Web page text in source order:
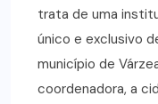
trata de uma
único e exclusivo
município de
coordenadora, a